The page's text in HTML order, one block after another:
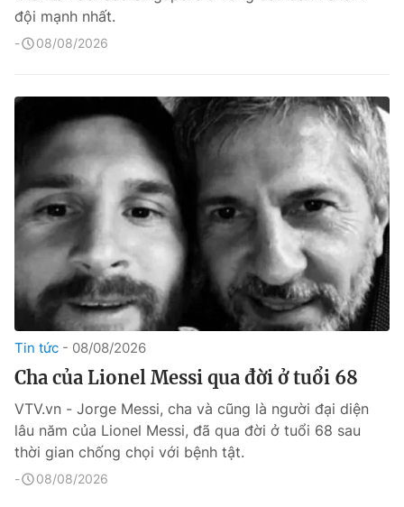
đội mạnh nhất.
08/08/2026
Tin tức 08/08/2026
Cha của Lionel Messi qua đời ở tuổi 68
VTV.vn - Jorge Messi, cha và cũng là người đại diện
lâu năm của Lionel Messi, đã qua đời ở tuổi 68 sau
thời gian chống chọi với bệnh tật.
08/08/2026